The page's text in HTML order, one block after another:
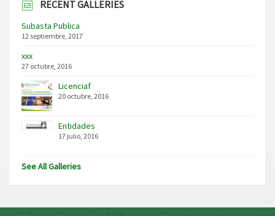
RECENT GALLERIES
Subasta Publica
12 septiembre, 2017
xxx
27 octubre, 2016
Licenciaf
20 octubre, 2016
Entidades
17 julio, 2016
See All Galleries